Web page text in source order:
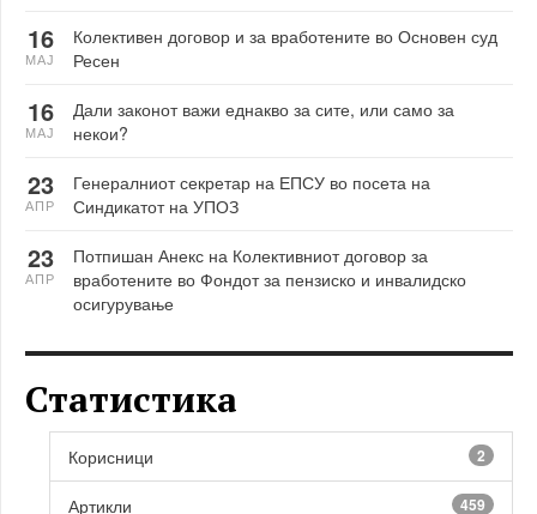
Колективен договор и за вработените во Основен суд
Ресен
16
МАЈ
Дали законот важи еднакво за сите, или само за
некои?
16
МАЈ
Генералниот секретар на ЕПСУ во посета на
Синдикатот на УПОЗ
23
АПР
Потпишан Анекс на Колективниот договор за
вработените во Фондот за пензиско и инвалидско
осигурување
23
АПР
Статистика
Корисници 2
Артикли 459